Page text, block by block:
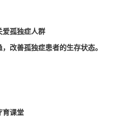
孤独症人群
改善孤独症患者的生存状态。
育课堂